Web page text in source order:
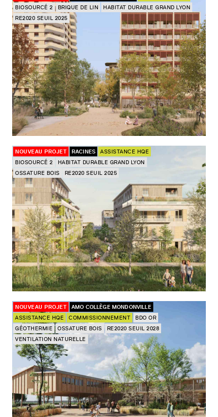
BIOSOURCÉ 2
BRIQUE DE LIN
HABITAT DURABLE GRAND LYON
RE2020 SEUIL 2025
NOUVEAU PROJET RACINES
ASSISTANCE HQE
BIOSOURCÉ 2
HABITAT DURABLE GRAND LYON
OSSATURE BOIS
RE2020 SEUIL 2025
NOUVEAU PROJET
AMO COLLÈGE MONDONVILLE
ASSISTANCE HQE
COMMISSIONNEMENT
BDO OR
GÉOTHERMIE
OSSATURE BOIS
RE2020 SEUIL 2028
VENTILATION NATURELLE